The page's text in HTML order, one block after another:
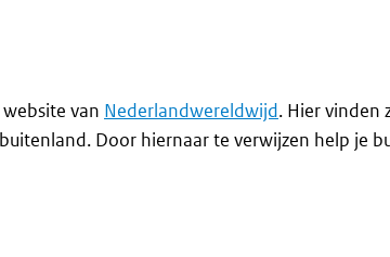
van Nederlandwereldwijd. Hier vinden
Door hiernaar te verwijzen help je